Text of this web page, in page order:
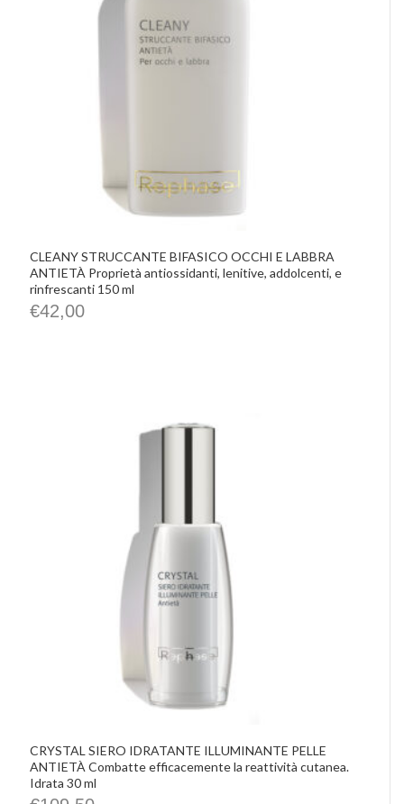
CLEANY STRUCCANTE BIFASICO OCCHI E LABBRA
ANTIETÀ Proprietà antiossidanti, lenitive, addolcenti, e
rinfrescanti 150 ml
€42,00
CRYSTAL SIERO IDRATANTE ILLUMINANTE PELLE
ANTIETÀ Combatte efficacemente la reattività cutanea.
Idrata 30 ml